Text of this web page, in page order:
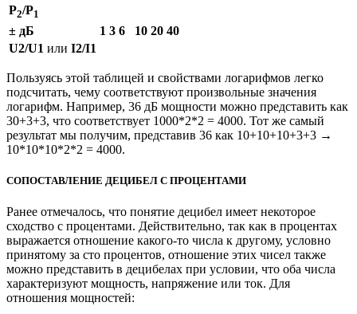
Р2/Р1
± дБ 1 3 6 10 20 40
U2/U1 или I2/I1
Пользуясь этой таблицей и свойствами логарифмов легко
подсчитать, чему соответствуют произвольные значения
логарифм. Например, 36 дБ мощности можно представить как
30+3+3, что соответствует 1000*2*2 = 4000. Тот же самый
результат мы получим, представив 36 как 10+10+10+3+3 →
10*10*10*2*2 = 4000.
СОПОСТАВЛЕНИЕ ДЕЦИБЕЛ С ПРОЦЕНТАМИ
Ранее отмечалось, что понятие децибел имеет некоторое
сходство с процентами. Действительно, так как в процентах
выражается отношение какого-то числа к другому, условно
принятому за сто процентов, отношение этих чисел также
можно представить в децибелах при условии, что оба числа
характеризуют мощность, напряжение или ток. Для
отношения мощностей: